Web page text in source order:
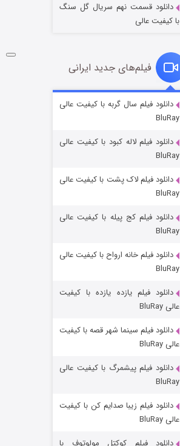
شکست استوارت در نجات جهان
قسمت
شوگر فصل ۲
خاندان اژدها فصل ۳
دانلود قسمت نهم سریال گل سنگ
با کیفیت عالی
فیلم‌های جدید ایرانی
دانلود فیلم سال گربه با کیفیت عالی
BluRay
دانلود فیلم لاله کبود با کیفیت عالی
BluRay
دانلود فیلم لاک پشت با کیفیت عالی
BluRay
دانلود فیلم کج‌ پیله با کیفیت عالی
BluRay
دانلود فیلم خانه ارواح با کیفیت عالی
BluRay
دانلود فیلم یازده یازده با کیفیت
عالی BluRay
دانلود فیلم سینما شهر قصه با کیفیت
عالی BluRay
دانلود فیلم پیشمرگ با کیفیت عالی
BluRay
دانلود فیلم زیبا صدایم کن با کیفیت
عالی BluRay
دانلود فیلم کوکتل مولوتوف با